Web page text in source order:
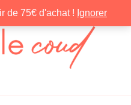
de 75€ d'achat ! Ignorer